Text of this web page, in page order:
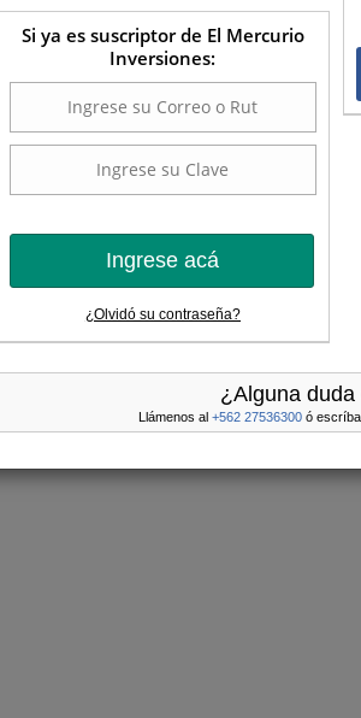
Si ya es suscriptor de El Mercurio
Inversiones:
Ingrese acá
¿Olvidó su contraseña?
¿Alguna
Llámenos al +562 27536300 ó